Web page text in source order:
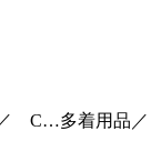
／ C…多着用品